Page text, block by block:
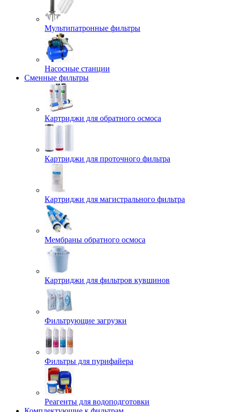
Мультипатронные фильтры
Насосные станции
Сменные фильтры
Картриджи для обратного осмоса
Картриджи для проточного фильтра
Картриджи для магистрального фильтра
Мембраны обратного осмоса
Картриджи для фильтров кувшинов
Фильтрующие загрузки
Фильтры для пурифайера
Реагенты для водоподготовки